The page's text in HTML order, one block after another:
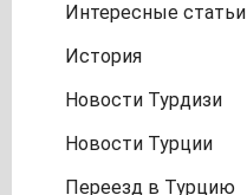
Интересные статьи
История
Новости Турдизи
Новости Турции
Переезд в Турцию